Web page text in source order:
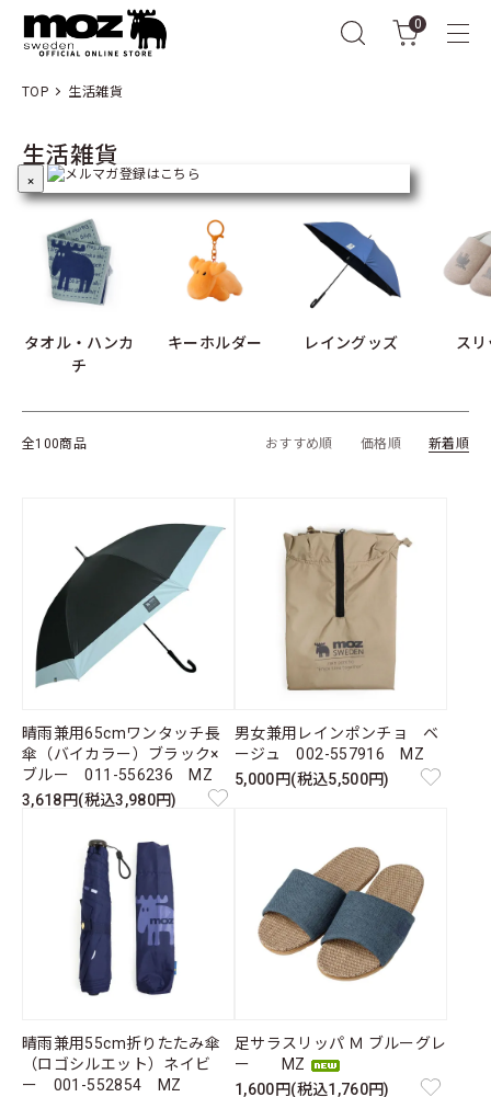
0
TOP 生活雑貨
生活雑貨
CATEGORY一覧
タオル・ハンカ
チ
キーホルダー レイングッズ ス
全100商品 おすすめ順 価格順 新着順
晴雨兼用65cmワンタッチ長
傘（バイカラー）ブラック×
ブルー 011-556236 MZ
3,618円(税込3,980円)
男女兼用レインポンチョ ベ
ージュ 002-557916 MZ
5,000円(税込5,500円)
晴雨兼用55cm折りたたみ傘
（ロゴシルエット）ネイビ
ー 001-552854 MZ
足サラスリッパ Ｍ ブルーグレ
ー MZ
1,600円(税込1,760円)
×